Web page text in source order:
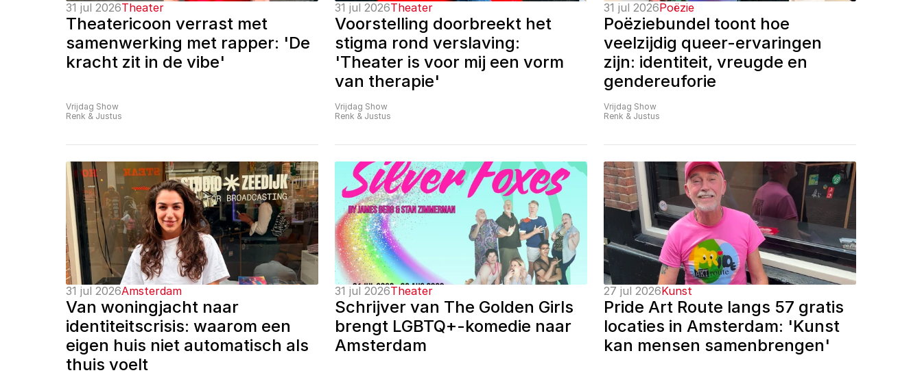
31 jul 2026Theater
Theatericoon verrast met
samenwerking met rapper: 'De
kracht zit in de vibe'
Vrijdag Show
Renk & Justus
31 jul 2026Theater
Voorstelling doorbreekt het
stigma rond verslaving:
'Theater is voor mij een vorm
van therapie'
Vrijdag Show
Renk & Justus
31 jul 2026Poëzie
Poëziebundel toont hoe
veelzijdig queer-ervaringen
zijn: identiteit, vreugde en
gendereuforie
Vrijdag Show
Renk & Justus
31 jul 2026Amsterdam
Van woningjacht naar
identiteitscrisis: waarom een
eigen huis niet automatisch als
thuis voelt
31 jul 2026Theater
Schrijver van The Golden Girls
brengt LGBTQ+-komedie naar
Amsterdam
27 jul 2026Kunst
Pride Art Route langs 57 gratis
locaties in Amsterdam: 'Kunst
kan mensen samenbrengen'